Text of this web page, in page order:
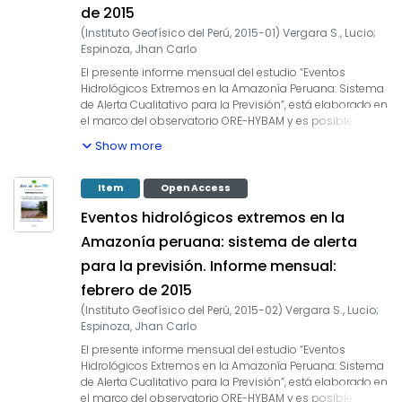
años, estudios científicos han evidenciado la influencia
de la temperatura superficial del mar anómalos de
algunas regiones oceánicas circundantes en la
ocurrencia de eventos hidrológicos extremos en la
Amazonía peruana, como es descrito en Espinoza et al.
(2009, 2011, 2012 y 2013) y Yoon & Zeng (2010), así como
en Lavado et al. (2012), entre otros. En este informe
mensual correspondiente al mes de diciembre 2014, se
actuales hasta el último día del mes y la previsión de las
de 2015
(Instituto Geofísico del Perú, 2015-01) Vergara S., Lucio;
Espinoza, Jhan Carlo
El presente informe mensual del estudio “Eventos
Hidrológicos Extremos en la Amazonía Peruana: Sistema
de Alerta Cualitativo para la Previsión”, está elaborado en
el marco del observatorio ORE-HYBAM y es posible
Nacional del Agua y el Instituto Geofísico del Perú.
proyecto 397-PNICP-PIAP-2014. Esta cooperación
interinstitucional tienen como objetivo la elaboración e
implementación del estudio en mención, con la finalidad
de contar con un sistema estacional que permita prever
los impactos de los eventos hidrológicos extremos en la
sociedad de la Amazonía peruana. Durante los últimos
años, estudios científicos han evidenciado la influencia
de la temperatura superficial del mar anómalos de
algunas regiones oceánicas circundantes en la
ocurrencia de eventos hidrológicos extremos en la
Amazonía peruana, como es descrito en Espinoza et al.
(2009, 2011, 2012 y 2013) y Yoon & Zeng (2010), así como
en Lavado et al. (2012), entre otros. En este informe
mensual correspondiente al mes de enero 2015, se
Show more
Item Open Access
Eventos hidrológicos extremos en la
Amazonía peruana: sistema de alerta
para la previsión. Informe mensual:
febrero de 2015
(Instituto Geofísico del Perú, 2015-02) Vergara S., Lucio;
Espinoza, Jhan Carlo
El presente informe mensual del estudio “Eventos
Hidrológicos Extremos en la Amazonía Peruana: Sistema
de Alerta Cualitativo para la Previsión”, está elaborado en
el marco del observatorio ORE-HYBAM y es posible